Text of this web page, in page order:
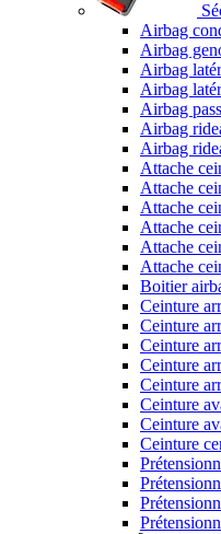
Airbag
Airbag
Airbag
Airbag
Airbag
Airbag
Airbag
Attache
Attache
Attache
Attache
Attache
Attache
Boitier
Ceinture
Ceinture
Ceinture
Ceinture
Ceinture
Ceinture
Ceinture
Ceinture